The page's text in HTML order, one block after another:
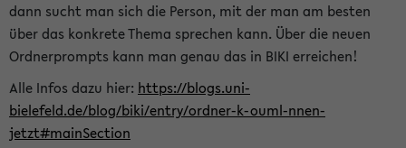
dann sucht man sich die Person, mit der man am besten
über das konkrete Thema sprechen kann. Über die neuen
Ordnerprompts kann man genau das in BIKI erreichen!
Alle Infos dazu hier: https://blogs.uni-
bielefeld.de/blog/biki/entry/ordner-k-ouml-nnen-
jetzt#mainSection